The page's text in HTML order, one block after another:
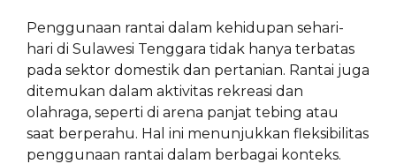
Penggunaan rantai dalam kehidupan sehari-
hari di Sulawesi Tenggara tidak hanya terbatas
pada sektor domestik dan pertanian. Rantai juga
ditemukan dalam aktivitas rekreasi dan
olahraga, seperti di arena panjat tebing atau
saat berperahu. Hal ini menunjukkan fleksibilitas
penggunaan rantai dalam berbagai konteks.